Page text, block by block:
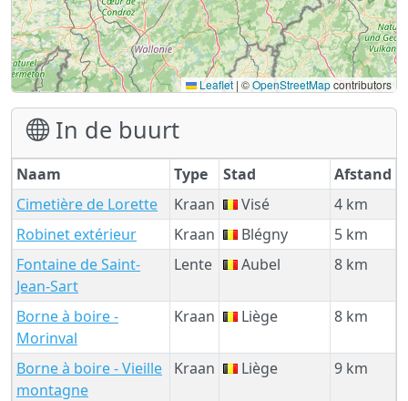
Leaflet | ©OpenStreetMapcontributors
In de buurt
Naam Type Stad
Afstand
Cimetière de Lorette
Kraan Visé
4 km
Robinet extérieur
Kraan Blégny
5 km
Fontaine de Saint-
Jean-Sart
Lente Aubel 8 km
Borne à boire -
Morinval
Kraan Liège 8 km
Borne à boire - Vieille
montagne
Kraan Liège 9 km